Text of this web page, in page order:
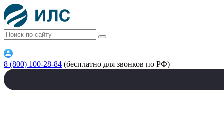
8 (800) 100-28-84 (бесплатно для звонков по РФ)